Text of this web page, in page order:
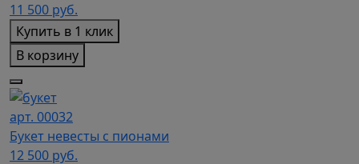
11 500 руб.
Купить в 1 клик
В корзину
арт. 00032
Букет невесты с пионами
12 500 руб.